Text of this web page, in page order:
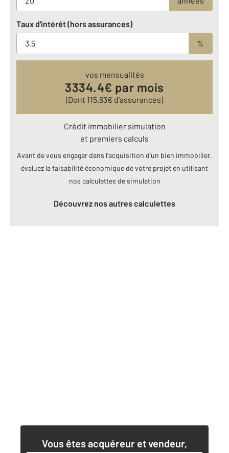
Taux d'intérêt (hors assurances)
%
vos mensualités
3334.4€ par mois
(Dont 115.63€ d’assurances)
Crédit immobilier simulation
et premiers calculs
Avant de vous engager dans l’acquisition d’un bien immobilier,
évaluez la faisabilité économique de votre projet en utilisant
nos calculettes de simulation
Découvrez nos autres calculettes
Vous êtes acquéreur et vendeur,